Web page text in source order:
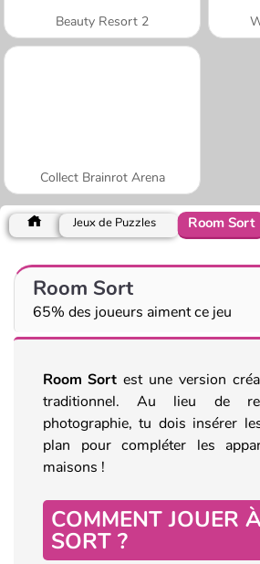
Beauty Resort 2
Collect Brainrot Arena
Jeux de Puzzles Room Sort
Room Sort
65% des joueurs aiment ce jeu
Room Sort est une version
traditionnel. Au lieu de
photographie, tu dois insérer
plan pour compléter les
maisons !
COMMENT JOUER
SORT ?